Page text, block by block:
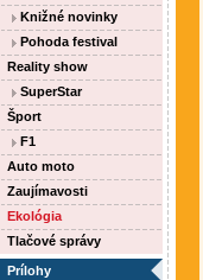
Knižné novinky
Pohoda festival
Reality show
SuperStar
Šport
F1
Auto moto
Zaujímavosti
Ekológia
Tlačové správy
Prílohy